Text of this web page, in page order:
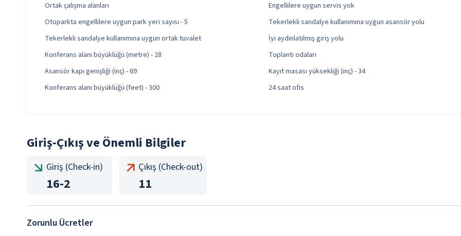
Ortak çalışma alanları
Engellilere uygun servis yok
Otoparkta engellilere uygun park yeri sayısı - 5
Tekerlekli sandalye kullanımına uygun asansör yolu
Tekerlekli sandalye kullanımına uygun ortak tuvalet
İyi aydınlatılmış giriş yolu
Konferans alanı büyüklüğü (metre) - 28
Toplantı odaları
Asansör kapı genişliği (inç) - 69
Kayıt masası yüksekliği (inç) - 34
Konferans alanı büyüklüğü (feet) - 300
24 saat ofis
Giriş-Çıkış ve Önemli Bilgiler
Giriş (Check-in)
16-2
Çıkış (Check-out)
11
Zorunlu Ücretler